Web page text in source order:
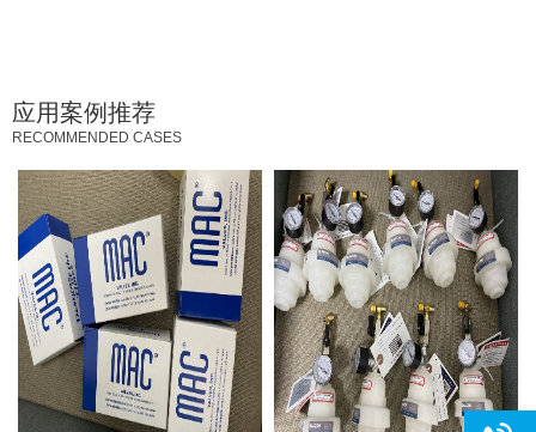
应用案例推荐
RECOMMENDED CASES